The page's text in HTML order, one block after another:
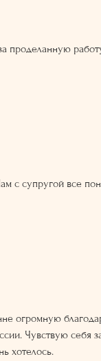
проделанную
с супругой все
огромную
Чувствую себя
хотелось.